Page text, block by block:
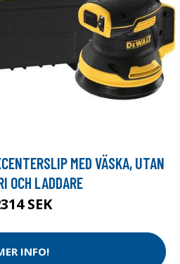
MED VÄSKA, UTAN
OCH LADDARE
SEK
INFO!